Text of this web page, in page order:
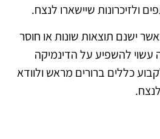
ולזיכרונות שיישארו לנצח.
ישנם תוצאות שונות או חוסר
עשוי להשפיע על הדינמיקה
כללים ברורים מראש ולוודא